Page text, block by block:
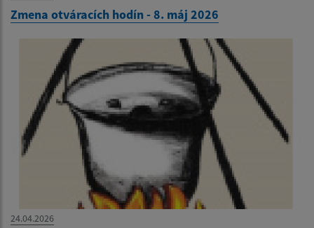
Zmena otváracích hodín - 8. máj 2026
24.04.2026